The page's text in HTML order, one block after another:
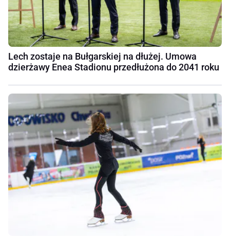
Lech zostaje na Bułgarskiej na dłużej. Umowa
dzierżawy Enea Stadionu przedłużona do 2041 roku